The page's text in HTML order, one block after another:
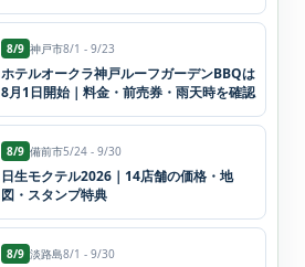
8/9 神戸市8/1 - 9/23
ホテルオークラ神戸ルーフガーデンBBQは
8月1日開始｜料金・前売券・雨天時を確認
8/9 備前市5/24 - 9/30
日生モクテル2026｜14店舗の価格・地
図・スタンプ特典
8/9 淡路島8/1 - 9/30